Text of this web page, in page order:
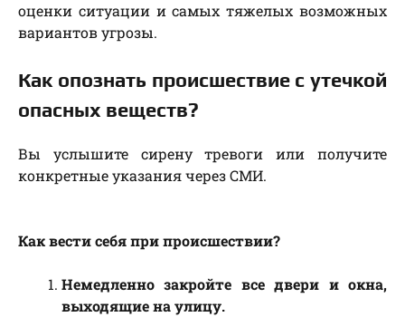
оценки ситуации и самых тяжелых возможных
вариантов угрозы.
Как опознать происшествие с утечкой
опасных веществ?
Вы услышите сирену тревоги или получите
конкретные указания через СМИ.
Как вести себя при происшествии?
Немедленно закройте все двери и окна,
выходящие на улицу.